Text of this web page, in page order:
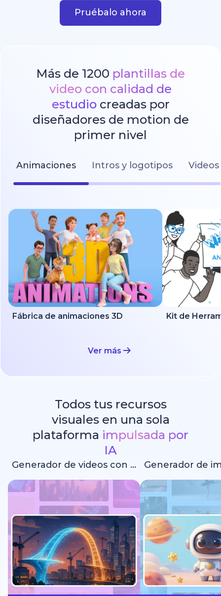
Pruébalo ahora
Más de 1200 plantillas de
video con calidad de
estudiocreadas por
diseñadores de motion de
primer nivel
Animaciones Intros y logotipos
Fábrica de animaciones 3D
Ver más
Todos tus recursos
visuales en una sola
plataforma impulsada por
IA
Generador de videos con IA